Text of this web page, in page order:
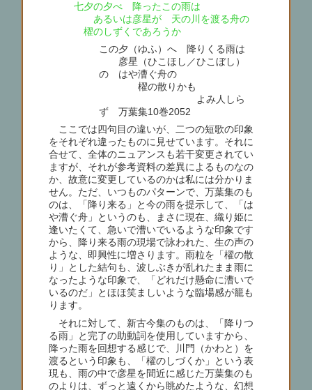
七夕の夕べ 降ったこの雨は
あるいは彦星が 天の川を渡る舟の
櫂のしずくであろうか
この夕（ゆふ）へ 降りくる雨は
彦星（ひこほし／ひこぼし）
の はや漕ぐ舟の
櫂の散りかも
よみ人しら
ず 万葉集10巻2052
ここでは四句目の違いが、二つの短歌の印象
をそれぞれ違ったものに見せています。それに
合せて、全体のニュアンスも若干変更されてい
ますが、それが参考資料の差異によるものなの
か、故意に変更しているのかは私には分かりま
せん。ただ、いつものパターンで、万葉集のも
のは、「降り来る」と今の雨を提示して、「は
や漕ぐ舟」というのも、まさに現在、織り姫に
逢いたくて、急いで漕いでいるような印象です
から、降り来る雨の現場で詠われた、生の声の
ような、即興性に増さります。雨粒を「櫂の散
り」とした結句も、波しぶきが乱れたまま雨に
なったような印象で、「どれだけ懸命に漕いで
いるのだ」とほほ笑ましいような臨場感が籠も
ります。
それに対して、新古今集のものは、「降りつ
る雨」と完了の助動詞を使用していますから、
降った雨を回想する感じで、川門（かわと）を
渡るという印象も、「櫂のしづくか」という表
現も、雨の中で彦星を間近に感じた万葉集のも
のよりは、ずっと遠くから眺めたような、幻想